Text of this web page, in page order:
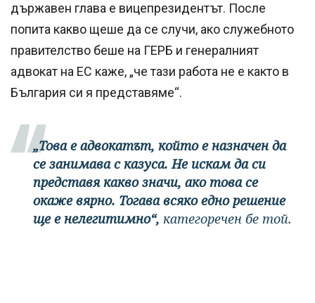
държавен глава е вицепрезидентът. После
попита какво щеше да се случи, ако служебното
правителство беше на ГЕРБ и генералният
адвокат на ЕС каже, „че тази работа не е както в
България си я представяме“.
„Това е адвокатът, който е назначен да
се занимава с казуса. Не искам да си
представя какво значи, ако това се
окаже вярно. Тогава всяко едно решение
ще е нелегитимно“, категоречен бе той.